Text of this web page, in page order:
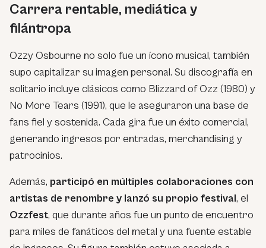
Carrera rentable, mediática y
filántropa
Ozzy Osbourne no solo fue un ícono musical, también
supo capitalizar su imagen personal. Su discografía en
solitario incluye clásicos como Blizzard of Ozz (1980) y
No More Tears (1991), que le aseguraron una base de
fans fiel y sostenida. Cada gira fue un éxito comercial,
generando ingresos por entradas, merchandising y
patrocinios.
Además, participó en múltiples colaboraciones con
artistas de renombre y lanzó su propio festival, el
Ozzfest, que durante años fue un punto de encuentro
para miles de fanáticos del metal y una fuente estable